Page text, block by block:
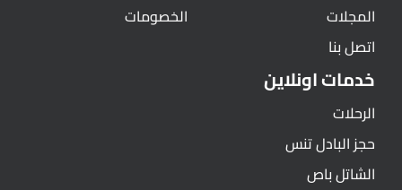
المجلات
اتصل بنا
الخصومات
خدمات اونلاين
الرحلات
حجز البادل تنس
الشاتل باص